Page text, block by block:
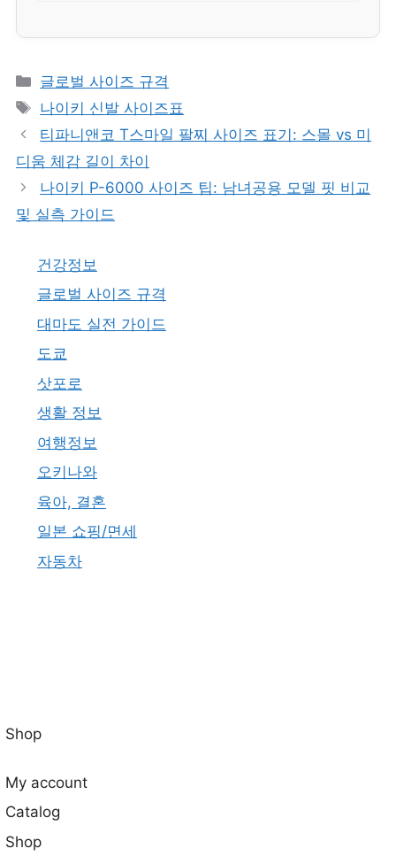
카
테
고
리
글로벌 사이즈 규격
태
그
나이키 신발 사이즈표
티파니앤코 T스마일 팔찌 사이즈 표기: 스몰 vs 미
디움 체감 길이 차이
나이키 P-6000 사이즈 팁: 남녀공용 모델 핏 비교
및 실측 가이드
건강정보
글로벌 사이즈 규격
대마도 실전 가이드
도쿄
삿포로
생활 정보
여행정보
오키나와
육아, 결혼
일본 쇼핑/면세
자동차
Shop
My account
Catalog
Shop